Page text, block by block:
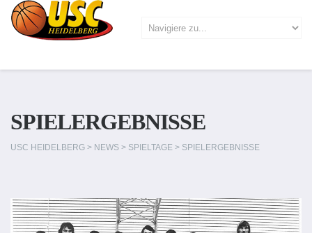
SPIELERGEBNISSE
USC HEIDELBERG > NEWS > SPIELTAGE > SPIELERGEBNISSE